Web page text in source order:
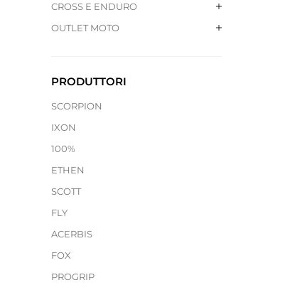
CROSS E ENDURO
OUTLET MOTO
PRODUTTORI
SCORPION
IXON
100%
ETHEN
SCOTT
FLY
ACERBIS
FOX
PROGRIP